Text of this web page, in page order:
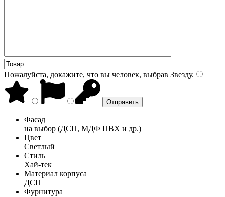
Пожалуйста, докажите, что вы человек, выбрав Звезду.
Фасад
на выбор (ДСП, МДФ ПВХ и др.)
Цвет
Светлый
Стиль
Хай-тек
Материал корпуса
ДСП
Фурнитура